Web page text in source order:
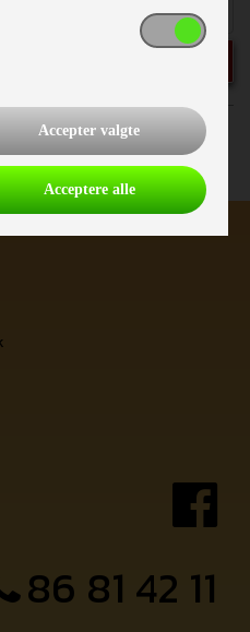
Model
86 81 42 11
Accepter valgte
Acceptere alle